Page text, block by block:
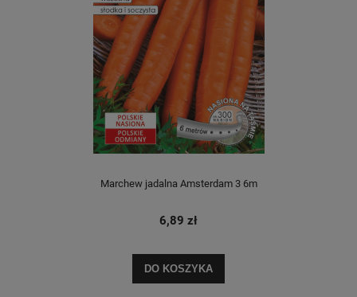
Marchew jadalna Amsterdam 3 6m
6,89 zł
DO KOSZYKA